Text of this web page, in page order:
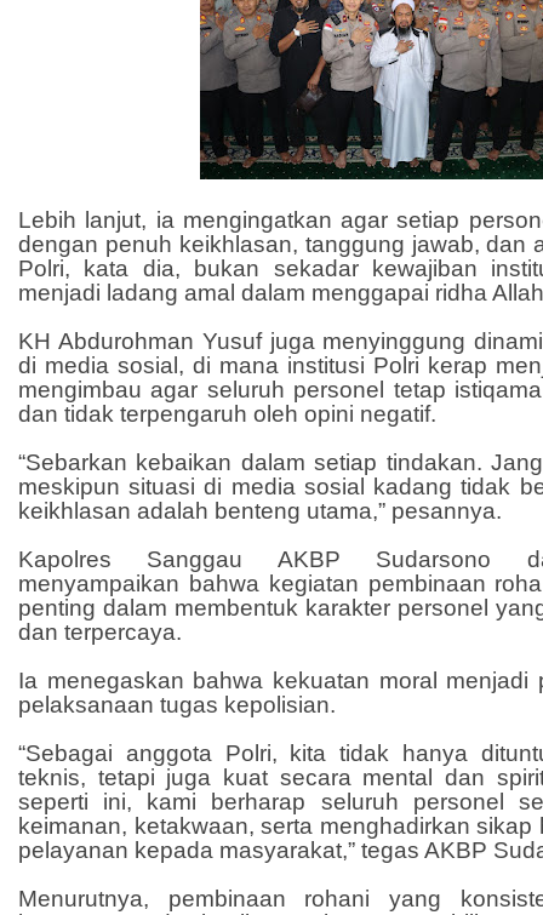
Lebih lanjut, ia mengingatkan agar setiap
dengan penuh keikhlasan, tanggung jawab, dan
Polri, kata dia, bukan sekadar kewajiban
menjadi ladang amal dalam menggapai ridha
KH Abdurohman Yusuf juga menyinggung
di media sosial, di mana institusi Polri kerap
mengimbau agar seluruh personel tetap
dan tidak terpengaruh oleh opini negatif.
“Sebarkan kebaikan dalam setiap tindakan.
meskipun situasi di media sosial kadang tidak
keikhlasan adalah benteng utama,” pesannya.
Kapolres Sanggau AKBP Sudarsono
menyampaikan bahwa kegiatan pembinaan
penting dalam membentuk karakter personel
dan terpercaya.
Ia menegaskan bahwa kekuatan moral menjadi
pelaksanaan tugas kepolisian.
“Sebagai anggota Polri, kita tidak hanya
teknis, tetapi juga kuat secara mental dan
seperti ini, kami berharap seluruh personel
keimanan, ketakwaan, serta menghadirkan
pelayanan kepada masyarakat,” tegas AKBP
Menurutnya, pembinaan rohani yang